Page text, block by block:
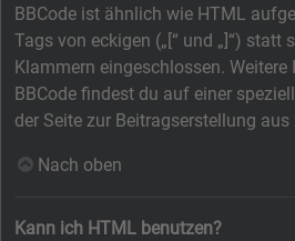
BBCode ist ähnlich wie HTML
Tags von eckigen („[“ und „]“) statt
Klammern eingeschlossen.
BBCode findest du auf einer
der Seite zur Beitragserstellung
Nach oben
Kann ich HTML benutzen?